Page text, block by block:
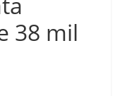
38 mil